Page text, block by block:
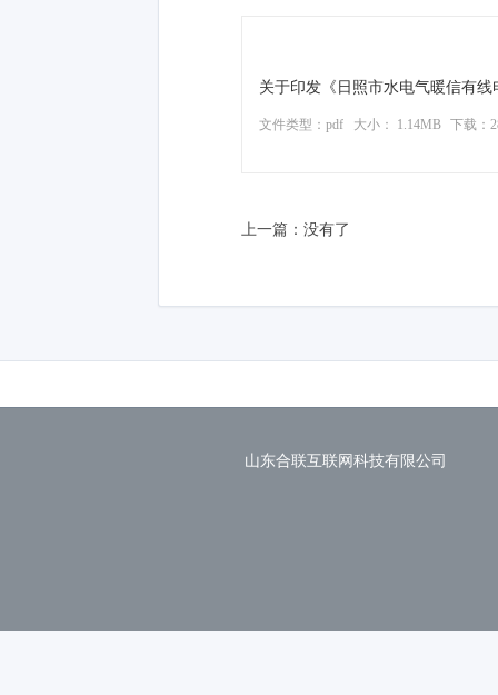
关于印发《日照市水电气暖信有
文件类型：pdf 大小： 1.14MB 下载：
上一篇：没有了
山东合联互联网科技有限公司